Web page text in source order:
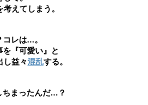
えてしまう。
レは...。
『可愛い』と
し益々混乱する。
まったんだ...？